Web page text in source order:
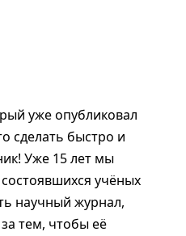
уже опубликовал
сделать быстро и
Уже 15 лет мы
учёных
научный журнал,
тем, чтобы её